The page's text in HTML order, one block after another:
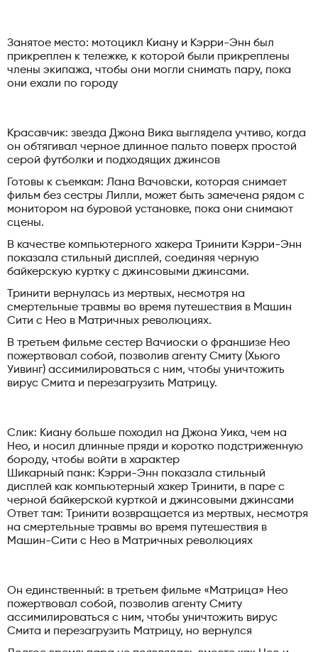
Занятое место: мотоцикл Киану и Кэрри-Энн был
прикреплен к тележке, к которой были прикреплены
члены экипажа, чтобы они могли снимать пару, пока
они ехали по городу
Красавчик: звезда Джона Вика выглядела учтиво, когда
он обтягивал черное длинное пальто поверх простой
серой футболки и подходящих джинсов
Готовы к съемкам: Лана Вачовски, которая снимает
фильм без сестры Лилли, может быть замечена рядом с
монитором на буровой установке, пока они снимают
сцены.
В качестве компьютерного хакера Тринити Кэрри-Энн
показала стильный дисплей, соединяя черную
байкерскую куртку с джинсовыми джинсами.
Тринити вернулась из мертвых, несмотря на
смертельные травмы во время путешествия в Машин
Сити с Нео в Матричных революциях.
В третьем фильме сестер Вачиоски о франшизе Нео
пожертвовал собой, позволив агенту Смиту (Хьюго
Уивинг) ассимилироваться с ним, чтобы уничтожить
вирус Смита и перезагрузить Матрицу.
Слик: Киану больше походил на Джона Уика, чем на
Нео, и носил длинные пряди и коротко подстриженную
бороду, чтобы войти в характер
Шикарный панк: Кэрри-Энн показала стильный
дисплей как компьютерный хакер Тринити, в паре с
черной байкерской курткой и джинсовыми джинсами
Ответ там: Тринити возвращается из мертвых, несмотря
на смертельные травмы во время путешествия в
Машин-Сити с Нео в Матричных революциях
Он единственный: в третьем фильме «Матрица» Нео
пожертвовал собой, позволив агенту Смиту
ассимилироваться с ним, чтобы уничтожить вирус
Смита и перезагрузить Матрицу, но вернулся